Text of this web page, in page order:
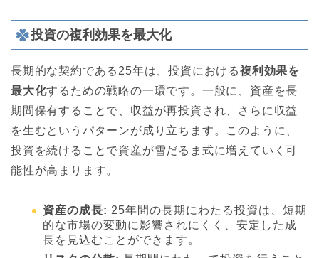
投資の複利効果を最大化
長期的な契約である25年は、投資における複利効果を
最大化するための戦略の一環です。一般に、資産を長
期間保有することで、収益が再投資され、さらに収益
を生むというパターンが成り立ちます。このように、
投資を続けることで資産が雪だるま式に増えていく可
能性が高まります。
資産の成長: 25年間の長期にわたる投資は、短期
的な市場の変動に影響されにくく、安定した成
長を見込むことができます。